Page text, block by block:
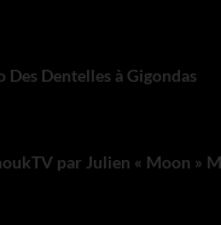
Des Dentelles à Gigondas
par Julien « Moon »